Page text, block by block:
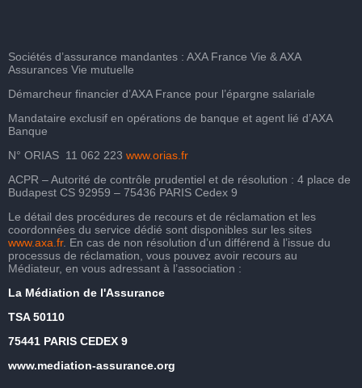
Sociétés d’assurance mandantes : AXA France Vie & AXA
Assurances Vie mutuelle
Démarcheur financier d’AXA France pour l’épargne salariale
Mandataire exclusif en opérations de banque et agent lié d’AXA
Banque
N° ORIAS 11 062 223 www.orias.fr
ACPR – Autorité de contrôle prudentiel et de résolution : 4 place de
Budapest CS 92959 – 75436 PARIS Cedex 9
Le détail des procédures de recours et de réclamation et les
coordonnées du service dédié sont disponibles sur les sites
www.axa.fr. En cas de non résolution d’un différend à l’issue du
processus de réclamation, vous pouvez avoir recours au
Médiateur, en vous adressant à l’association :
La Médiation de l'Assurance
TSA 50110
75441 PARIS CEDEX 9
www.mediation-assurance.org